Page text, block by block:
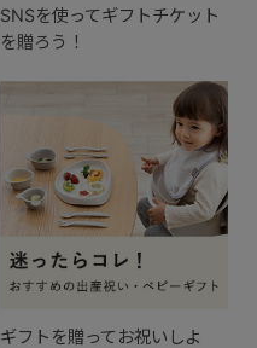
SNSを使ってギフトチケット
を贈ろう！
ギフトを贈ってお祝いしよ